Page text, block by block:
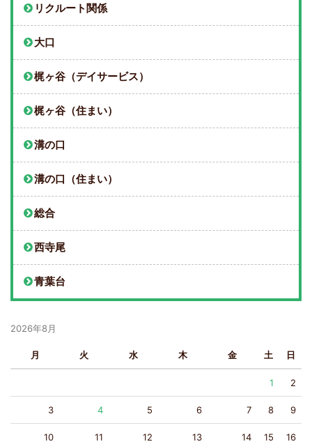
リクルート関係
大口
梶ヶ谷（デイサービス）
梶ヶ谷（住まい）
溝の口
溝の口（住まい）
総合
西寺尾
青葉台
2026年8月
月 火 水 木 金 土 日
1 2
3 4 5 6 7 8 9
10 11 12 13 14 15 16